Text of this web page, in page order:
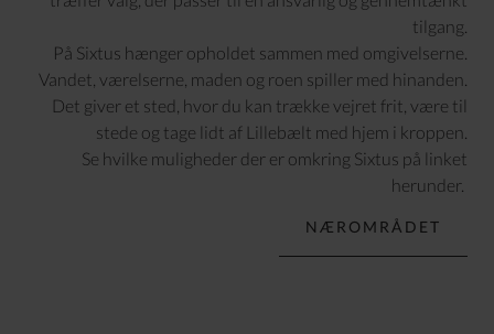
tilgang.
På Sixtus hænger opholdet sammen med omgivelserne.
Vandet, værelserne, maden og roen spiller med hinanden.
Det giver et sted, hvor du kan trække vejret frit, være til
stede og tage lidt af Lillebælt med hjem i kroppen.
Se hvilke muligheder der er omkring Sixtus på linket
herunder.
NÆROMRÅDET